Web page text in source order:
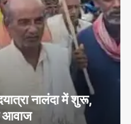
नालंदा में शुरू,
आवाज